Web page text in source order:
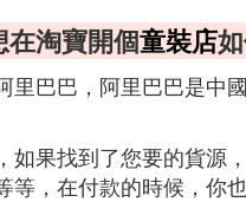
淘寶開個童裝店
里巴巴，阿里巴巴是中
如果找到了您要的貨源
等，在付款的時候，你